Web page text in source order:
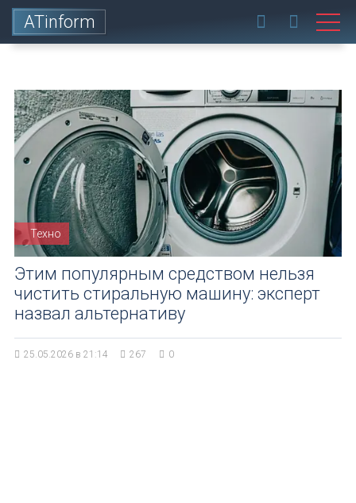
ATinform
Техно
Этим популярным средством нельзя
чистить стиральную машину: эксперт
назвал альтернативу
25.05.2026 в 21:14 267 0